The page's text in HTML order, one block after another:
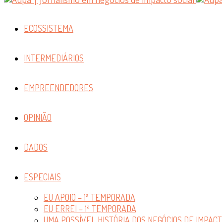
ECOSSISTEMA
INTERMEDIÁRIOS
EMPREENDEDORES
OPINIÃO
DADOS
ESPECIAIS
EU APOIO – 1ª TEMPORADA
EU ERREI – 1ª TEMPORADA